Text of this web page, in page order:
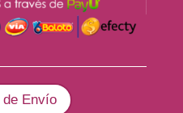
Envío